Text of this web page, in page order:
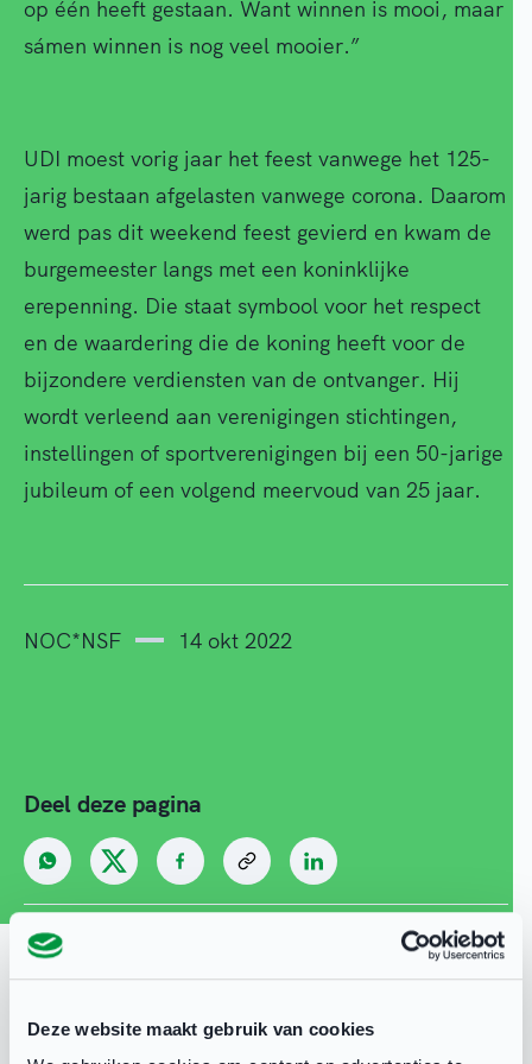
Deze website maakt gebruik van cookies
op één heeft gestaan. Want winnen is mooi, maar
sámen winnen is nog veel mooier.”
UDI moest vorig jaar het feest vanwege het 125-
jarig bestaan afgelasten vanwege corona. Daarom
werd pas dit weekend feest gevierd en kwam de
burgemeester langs met een koninklijke
erepenning. Die staat symbool voor het respect
en de waardering die de koning heeft voor de
bijzondere verdiensten van de ontvanger. Hij
wordt verleend aan verenigingen stichtingen,
instellingen of sportverenigingen bij een 50-jarige
jubileum of een volgend meervoud van 25 jaar.
NOC*NSF 14 okt 2022
Deel deze pagina
Gerelateerd